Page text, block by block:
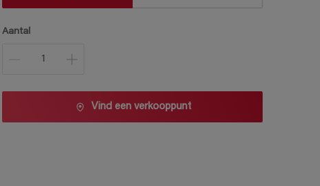
Aantal
Vind een verkooppunt